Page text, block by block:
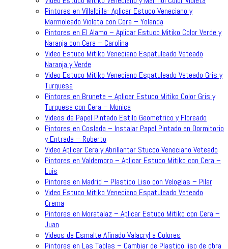
Pintores en Villalbilla- Aplicar Estuco Veneciano y
Marmoleado Violeta con Cera – Yolanda
Pintores en El Alamo – Aplicar Estuco Mitiko Color Verde y
Naranja con Cera – Carolina
Video Estuco Mitiko Veneciano Espatuleado Veteado
Naranja y Verde
Video Estuco Mitiko Veneciano Espatuleado Veteado Gris y
Turquesa
Pintores en Brunete – Aplicar Estuco Mitiko Color Gris y
Turquesa con Cera – Monica
Videos de Papel Pintado Estilo Geometrico y Floreado
Pintores en Coslada – Instalar Papel Pintado en Dormitorio
y Entrada – Roberto
Video Aplicar Cera y Abrillantar Stucco Veneciano Veteado
Pintores en Valdemoro – Aplicar Estuco Mitiko con Cera –
Luis
Pintores en Madrid – Plastico Liso con Veloglas – Pilar
Video Estuco Mitiko Veneciano Espatuleado Veteado
Crema
Pintores en Moratalaz – Aplicar Estuco Mitiko con Cera –
Juan
Videos de Esmalte Afinado Valacryl a Colores
Pintores en Las Tablas – Cambiar de Plastico liso de obra